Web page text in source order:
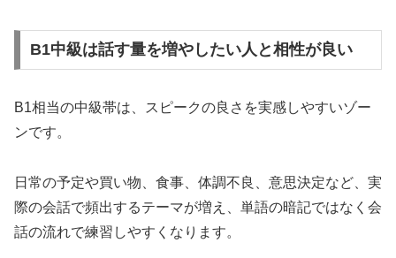
B1中級は話す量を増やしたい人と相性が良い
B1相当の中級帯は、スピークの良さを実感しやすいゾー
ンです。
日常の予定や買い物、食事、体調不良、意思決定など、実
際の会話で頻出するテーマが増え、単語の暗記ではなく会
話の流れで練習しやすくなります。